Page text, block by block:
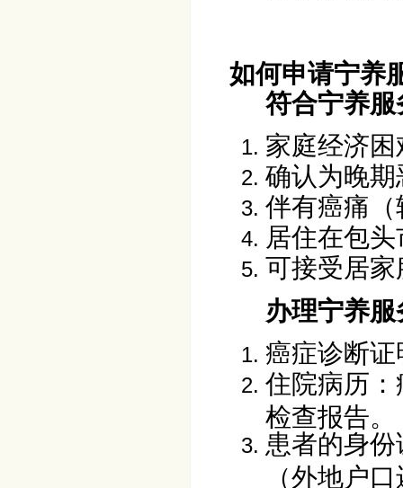
如何申请宁养
符合宁养服
家庭经济困
确认为晚
伴有癌痛
居住在包
可接受居
办理宁养服
癌症诊断
住院病历
检查报告。
患者的身
（外地户